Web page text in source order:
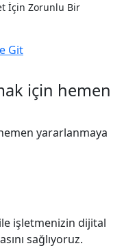
İçin Zorunlu Bir
Git
için hemen
yararlanmaya
işletmenizin dijital
sağlıyoruz.